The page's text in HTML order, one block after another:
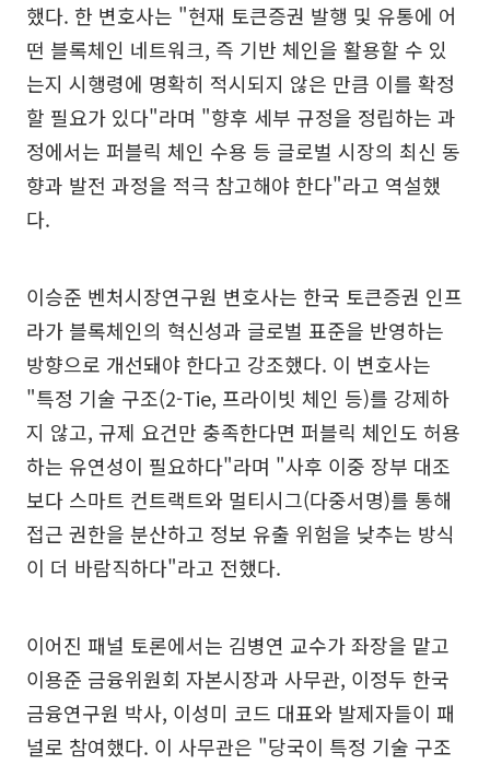
했다. 한 변호사는 "현재 토큰증권 발행 및 유통에 어
떤 블록체인 네트워크, 즉 기반 체인을 활용할 수 있
는지 시행령에 명확히 적시되지 않은 만큼 이를 확정
할 필요가 있다"라며 "향후 세부 규정을 정립하는 과
정에서는 퍼블릭 체인 수용 등 글로벌 시장의 최신 동
향과 발전 과정을 적극 참고해야 한다"라고 역설했
다.
이승준 벤처시장연구원 변호사는 한국 토큰증권 인프
라가 블록체인의 혁신성과 글로벌 표준을 반영하는
방향으로 개선돼야 한다고 강조했다. 이 변호사는
"특정 기술 구조(2-Tie, 프라이빗 체인 등)를 강제하
지 않고, 규제 요건만 충족한다면 퍼블릭 체인도 허용
하는 유연성이 필요하다"라며 "사후 이중 장부 대조
보다 스마트 컨트랙트와 멀티시그(다중서명)를 통해
접근 권한을 분산하고 정보 유출 위험을 낮추는 방식
이 더 바람직하다"라고 전했다.
이어진 패널 토론에서는 김병연 교수가 좌장을 맡고
이용준 금융위원회 자본시장과 사무관, 이정두 한국
금융연구원 박사, 이성미 코드 대표와 발제자들이 패
널로 참여했다. 이 사무관은 "당국이 특정 기술 구조